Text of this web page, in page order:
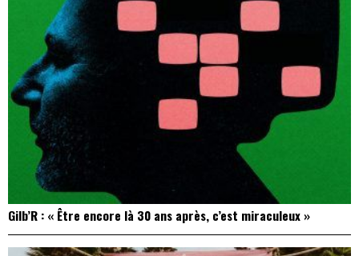
Gilb’R : « Être encore là 30 ans après, c’est miraculeux »